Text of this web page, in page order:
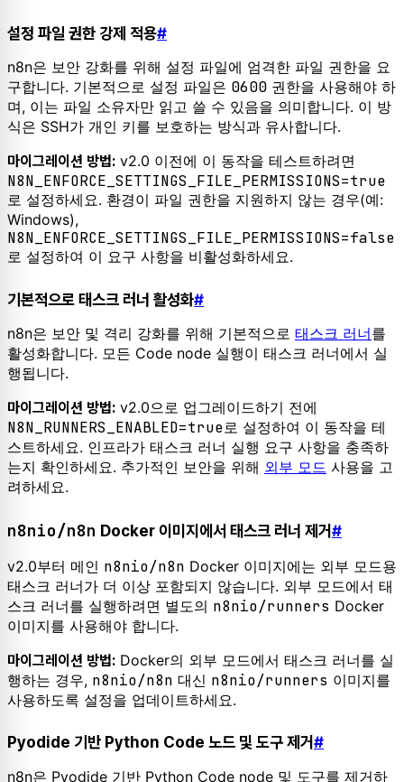
설정 파일 권한 강제 적용#
n8n은 보안 강화를 위해 설정 파일에 엄격한 파일 권한을 요
구합니다. 기본적으로 설정 파일은 0600 권한을 사용해야 하
며, 이는 파일 소유자만 읽고 쓸 수 있음을 의미합니다. 이 방
식은 SSH가 개인 키를 보호하는 방식과 유사합니다.
마이그레이션 방법: v2.0 이전에 이 동작을 테스트하려면
N8N_ENFORCE_SETTINGS_FILE_PERMISSIONS=true
로 설정하세요. 환경이 파일 권한을 지원하지 않는 경우(예:
Windows),
N8N_ENFORCE_SETTINGS_FILE_PERMISSIONS=false
로 설정하여 이 요구 사항을 비활성화하세요.
기본적으로 태스크 러너 활성화#
n8n은 보안 및 격리 강화를 위해 기본적으로 태스크 러너를
활성화합니다. 모든 Code node 실행이 태스크 러너에서 실
행됩니다.
마이그레이션 방법: v2.0으로 업그레이드하기 전에
N8N_RUNNERS_ENABLED=true로 설정하여 이 동작을 테
스트하세요. 인프라가 태스크 러너 실행 요구 사항을 충족하
는지 확인하세요. 추가적인 보안을 위해 외부 모드 사용을 고
려하세요.
n8nio/n8n Docker 이미지에서 태스크 러너 제거#
v2.0부터 메인 n8nio/n8n Docker 이미지에는 외부 모드용
태스크 러너가 더 이상 포함되지 않습니다. 외부 모드에서 태
스크 러너를 실행하려면 별도의 n8nio/runners Docker
이미지를 사용해야 합니다.
마이그레이션 방법: Docker의 외부 모드에서 태스크 러너를 실
행하는 경우, n8nio/n8n 대신 n8nio/runners 이미지를
사용하도록 설정을 업데이트하세요.
Pyodide 기반 Python Code 노드 및 도구 제거#
n8n은 Pyodide 기반 Python Code node 및 도구를 제거하